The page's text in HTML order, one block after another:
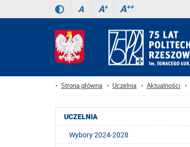
A A+ A++
Strona główna Uczelnia Aktualności
UCZELNIA
Wybory 2024-2028